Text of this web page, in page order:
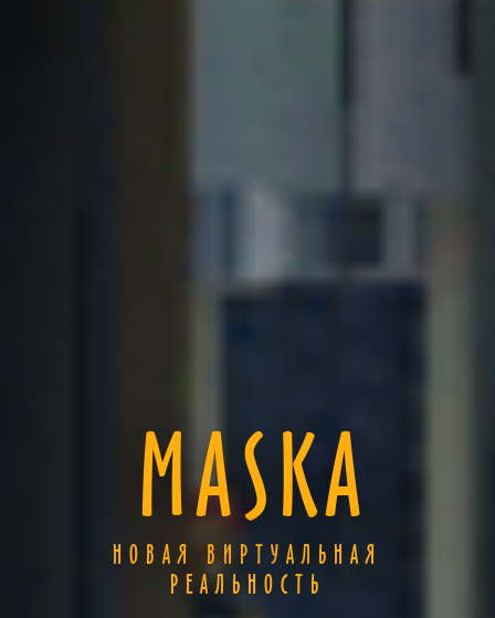
MASKA
НОВАЯ ВИРТУАЛЬНАЯ
РЕАЛЬНОСТЬ